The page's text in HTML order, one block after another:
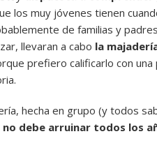
los muy jóvenes tienen
de familias y padres
llevaran a cabo la
prefiero calificarlo con una
hecha en grupo (y todos
no debe arruinar todos los